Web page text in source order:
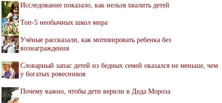
Исследование показало, как нельзя хвалить детей
Топ-5 необычных школ мира
Учёные рассказали, как мотивировать ребенка без
вознаграждения
Словарный запас детей из бедных семей оказался не меньше, чем
у богатых ровесников
Почему важно, чтобы дети верили в Деда Мороза